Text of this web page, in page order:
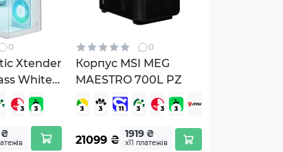
0
Xtender
White
₴
0
Корпус MSI MEG
MAESTRO 700L PZ
21099 ₴ 1919 ₴
х11 платежів